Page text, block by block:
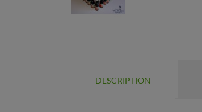
DESCRIPTION